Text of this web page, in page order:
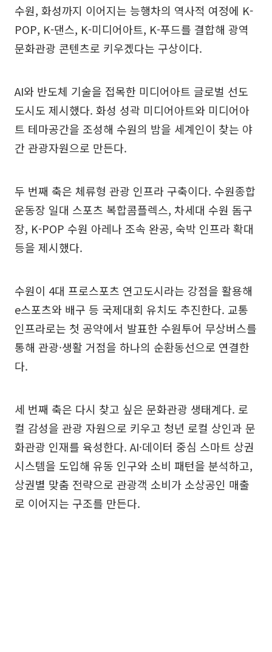
수원, 화성까지 이어지는 능행차의 역사적 여정에 K-
POP, K-댄스, K-미디어아트, K-푸드를 결합해 광역
문화관광 콘텐츠로 키우겠다는 구상이다.
AI와 반도체 기술을 접목한 미디어아트 글로벌 선도
도시도 제시했다. 화성 성곽 미디어아트와 미디어아
트 테마공간을 조성해 수원의 밤을 세계인이 찾는 야
간 관광자원으로 만든다.
두 번째 축은 체류형 관광 인프라 구축이다. 수원종합
운동장 일대 스포츠 복합콤플렉스, 차세대 수원 돔구
장, K-POP 수원 아레나 조속 완공, 숙박 인프라 확대
등을 제시했다.
수원이 4대 프로스포츠 연고도시라는 강점을 활용해
e스포츠와 배구 등 국제대회 유치도 추진한다. 교통
인프라로는 첫 공약에서 발표한 수원투어 무상버스를
통해 관광·생활 거점을 하나의 순환동선으로 연결한
다.
세 번째 축은 다시 찾고 싶은 문화관광 생태계다. 로
컬 감성을 관광 자원으로 키우고 청년 로컬 상인과 문
화관광 인재를 육성한다. AI·데이터 중심 스마트 상권
시스템을 도입해 유동 인구와 소비 패턴을 분석하고,
상권별 맞춤 전략으로 관광객 소비가 소상공인 매출
로 이어지는 구조를 만든다.